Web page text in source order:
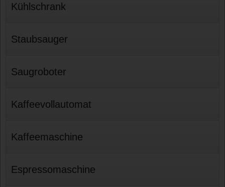
Kühlschrank
Staubsauger
Saugroboter
Kaffeevollautomat
Kaffeemaschine
Espressomaschine